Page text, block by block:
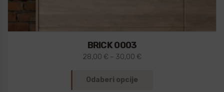
BRICK 0003
28,00 € – 30,00 €
Odaberi opcije